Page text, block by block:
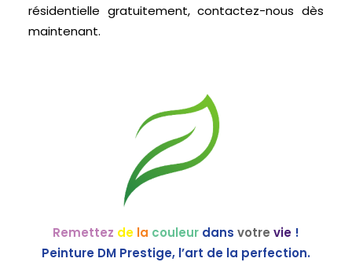
résidentielle gratuitement, contactez-nous dès
maintenant.
Remettez de la couleur dans votre vie !
Peinture DM Prestige, l’art de la perfection.